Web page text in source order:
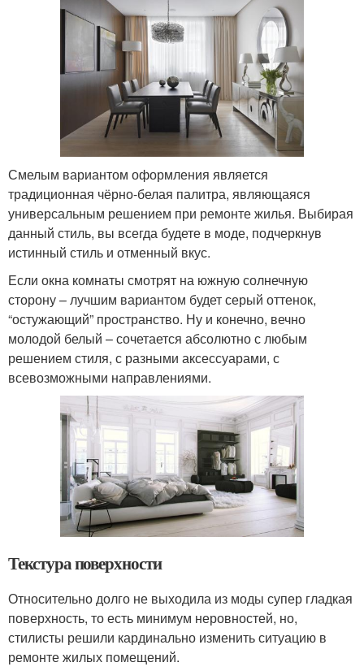
Смелым вариантом оформления является
традиционная чёрно-белая палитра, являющаяся
универсальным решением при ремонте жилья. Выбирая
данный стиль, вы всегда будете в моде, подчеркнув
истинный стиль и отменный вкус.
Если окна комнаты смотрят на южную солнечную
сторону – лучшим вариантом будет серый оттенок,
“остужающий” пространство. Ну и конечно, вечно
молодой белый – сочетается абсолютно с любым
решением стиля, с разными аксессуарами, с
всевозможными направлениями.
Текстура поверхности
Относительно долго не выходила из моды супер гладкая
поверхность, то есть минимум неровностей, но,
стилисты решили кардинально изменить ситуацию в
ремонте жилых помещений.